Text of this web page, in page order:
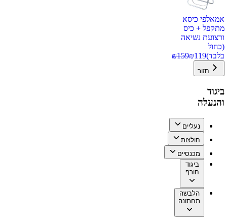
אמאלפי כיסא
מתקפל + כיס
ורצועת נשיאה
(כחול
בלבד)
₪119
₪159
חזור
ביגוד
והנעלה
נעליים
חולצות
מכנסיים
ביגוד
חורף
הלבשה
תחתונה